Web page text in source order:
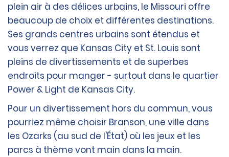
plein air à des délices urbains, le Missouri offre
beaucoup de choix et différentes destinations.
Ses grands centres urbains sont étendus et
vous verrez que Kansas City et St. Louis sont
pleins de divertissements et de superbes
endroits pour manger - surtout dans le quartier
Power & Light de Kansas City.
Pour un divertissement hors du commun, vous
pourriez même choisir Branson, une ville dans
les Ozarks (au sud de l'État) où les jeux et les
parcs à thème vont main dans la main.